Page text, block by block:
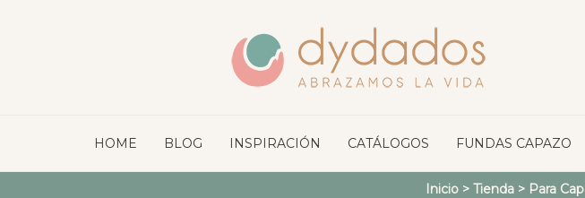
HOME BLOG INSPIRACIÓN CATÁLOGOS FUNDAS CAPAZO
Inicio> Tienda> Para